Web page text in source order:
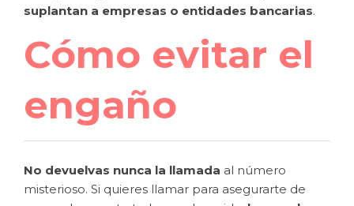
suplantan a empresas o entidades bancarias.
Cómo evitar el
engaño
No devuelvas nunca la llamada al número
misterioso. Si quieres llamar para asegurarte de